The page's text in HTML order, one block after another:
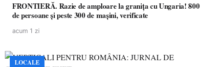
FRONTIERĂ. Razie de amploare la granița cu Ungaria! 800
de persoane și peste 300 de mașini, verificate
acum 1 zi
LOCALE